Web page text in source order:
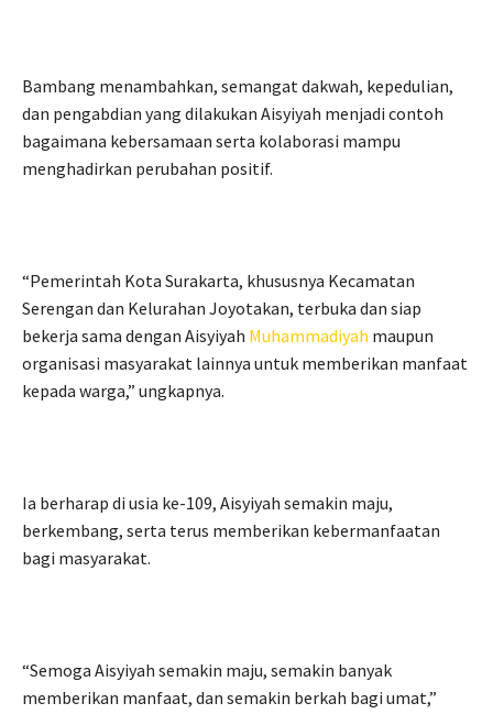
Bambang menambahkan, semangat dakwah, kepedulian,
dan pengabdian yang dilakukan Aisyiyah menjadi contoh
bagaimana kebersamaan serta kolaborasi mampu
menghadirkan perubahan positif.
“Pemerintah Kota Surakarta, khususnya Kecamatan
Serengan dan Kelurahan Joyotakan, terbuka dan siap
bekerja sama dengan Aisyiyah Muhammadiyah maupun
organisasi masyarakat lainnya untuk memberikan manfaat
kepada warga,” ungkapnya.
Ia berharap di usia ke-109, Aisyiyah semakin maju,
berkembang, serta terus memberikan kebermanfaatan
bagi masyarakat.
“Semoga Aisyiyah semakin maju, semakin banyak
memberikan manfaat, dan semakin berkah bagi umat,”